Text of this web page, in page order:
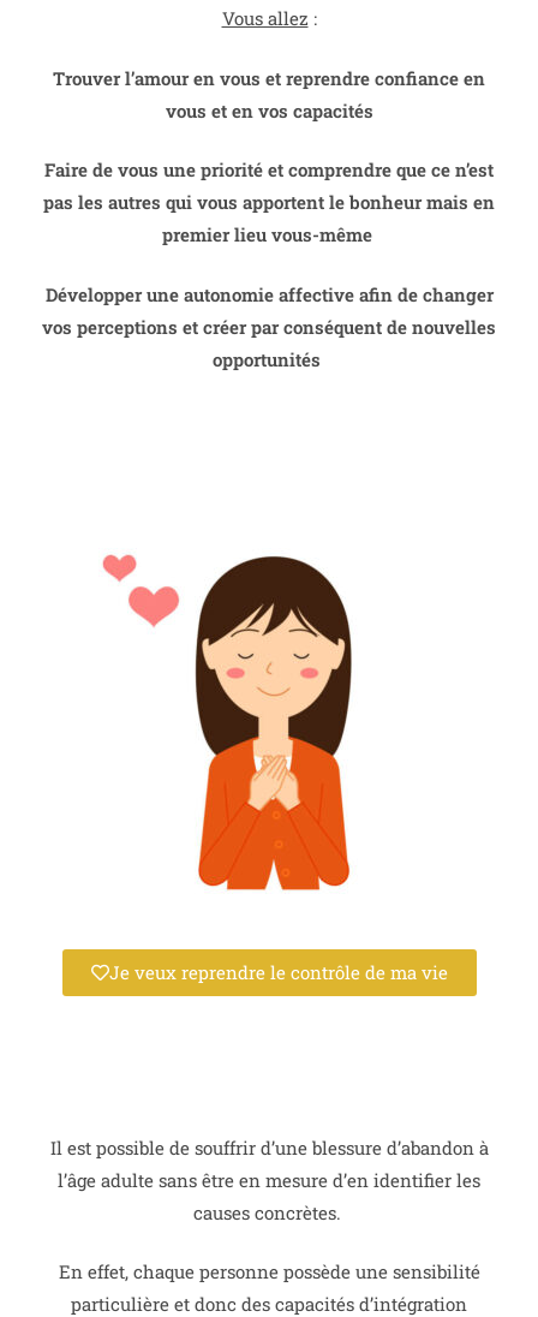
Vous allez :
Trouver l’amour en vous et reprendre confiance en
vous et en vos capacités
Faire de vous une priorité et comprendre que ce n’est
pas les autres qui vous apportent le bonheur mais en
premier lieu vous-même
Développer une autonomie affective afin de changer
vos perceptions et créer par conséquent de nouvelles
opportunités
Je veux reprendre le contrôle de ma vie
Il est possible de souffrir d’une blessure d’abandon à
l’âge adulte sans être en mesure d’en identifier les
causes concrètes.
En effet, chaque personne possède une sensibilité
particulière et donc des capacités d’intégration